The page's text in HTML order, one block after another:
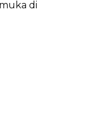
di